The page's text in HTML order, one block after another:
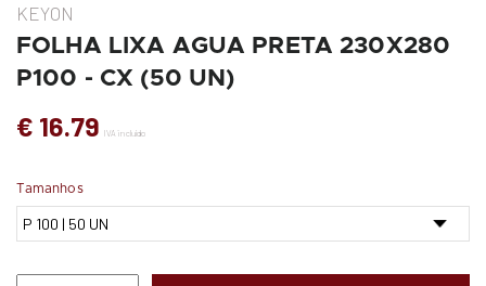
KEYON
FOLHA LIXA AGUA PRETA 230X280
P100 - CX (50 UN)
€ 16.79 IVA incluído
Tamanhos